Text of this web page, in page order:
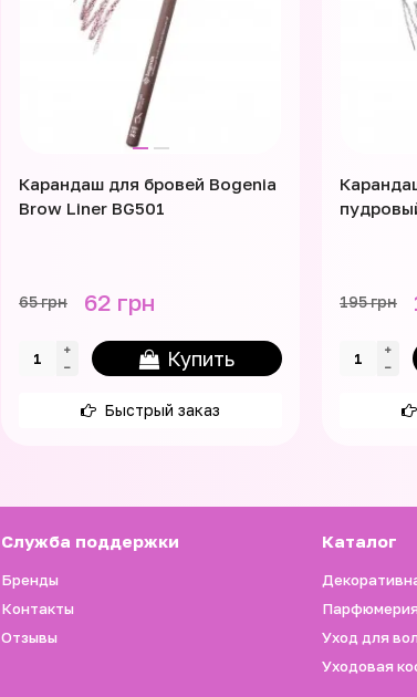
Карандаш для бровей Bogenia
Brow Liner BG501
65 грн 62 грн
Купить
Быстрый заказ
195 грн
Служба поддержки
Бренды
Контакты
Отзывы
Каталог
Парфюмерия
Уход для
Уходовая